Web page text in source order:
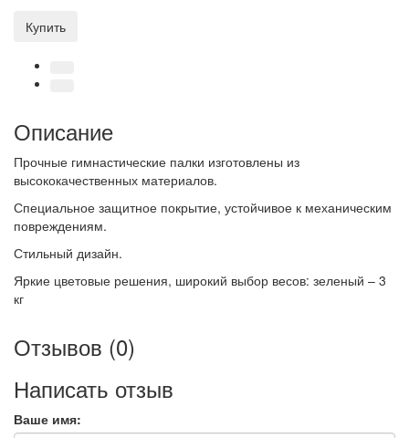
Купить
Описание
Прочные гимнастические палки изготовлены из
высококачественных материалов.
Специальное защитное покрытие, устойчивое к механическим
повреждениям.
Стильный дизайн.
Яркие цветовые решения, широкий выбор весов: зеленый – 3
кг
Отзывов (0)
Написать отзыв
Ваше имя: